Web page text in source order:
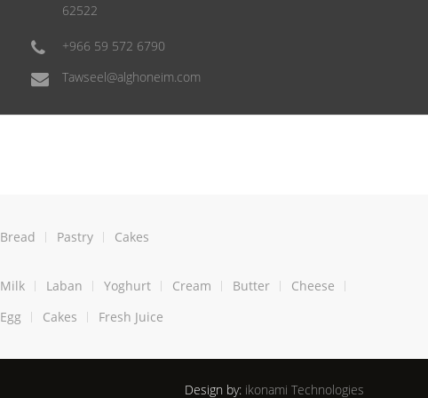
62522
+966 59 572 6790
Tawseel@alghoneim.com
Bread Pastry Cakes
Milk Laban Yoghurt Cream Butter
Cheese
Egg
Cakes Fresh Juice
Design by: ikonami Technologies